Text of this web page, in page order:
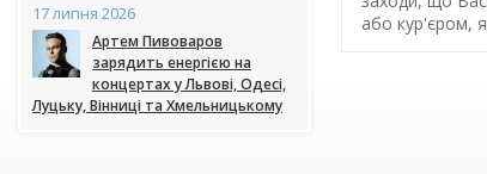
17 липня 2026
Артем Пивоваров
зарядить енергією на
концертах у Львові, Одесі,
Луцьку, Вінниці та Хмельницькому
або кур'єром,